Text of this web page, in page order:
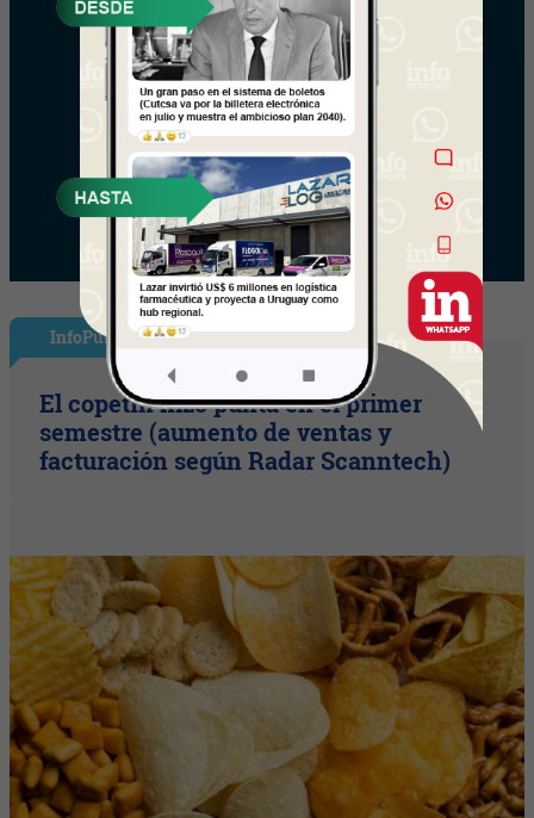
InfoPublicidad
El copetín hizo punta en el primer
semestre (aumento de ventas y
facturación según Radar Scanntech)